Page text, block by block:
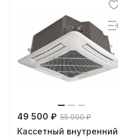
49 500 ₽ 55 000 ₽
Кассетный внутренний